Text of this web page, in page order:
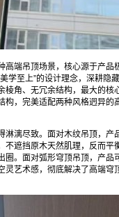
端吊顶场景，核心源于产品
学至上”的设计理念，深耕隐
角、无冗余结构，最大的核
，完美适配两种风格迥异的
漓尽致。面对木纹吊顶，产
遮挡原木天然肌理，反而平
。面对弧形穹顶吊顶，产品
艺术感，彻底解决了高端穹